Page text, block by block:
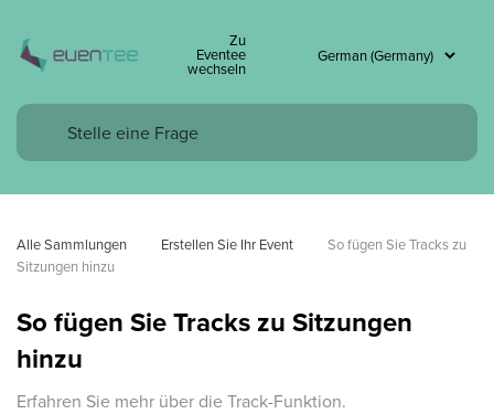
Zu
Eventee
wechseln
Alle Sammlungen Erstellen Sie Ihr Event
So fügen Sie Tracks zu
Sitzungen hinzu
So fügen Sie Tracks zu Sitzungen
hinzu
Erfahren Sie mehr über die Track-Funktion.